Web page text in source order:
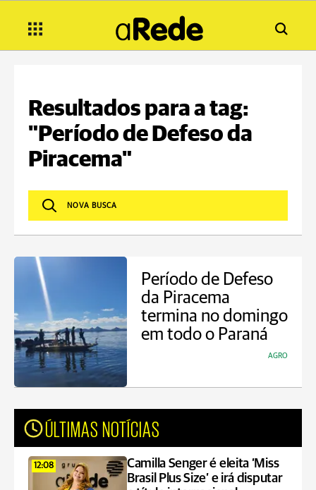
Resultados para a tag:
"Período de Defeso da
Piracema"
Período de Defeso
da Piracema
termina no domingo
em todo o Paraná
AGRO
ÚLTIMAS NOTÍCIAS
12:08
Camilla Senger é eleita ‘Miss
Brasil Plus Size’ e irá disputar